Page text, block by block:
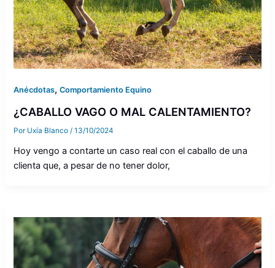
Anécdotas,Comportamiento Equino
¿CABALLO VAGO O MAL CALENTAMIENTO?
Por Uxía Blanco /13/10/2024
Hoy vengo a contarte un caso real con el caballo de una
clienta que, a pesar de no tener dolor,